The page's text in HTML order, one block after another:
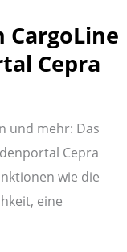
Cepra
und mehr: Das
Cepra
wie die
eine